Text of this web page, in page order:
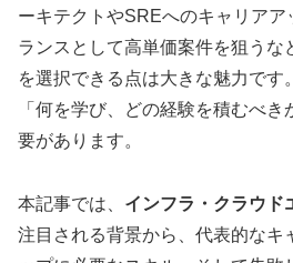
ーキテクトやSREへのキャリアア
ランスとして高単価案件を狙うな
を選択できる点は大きな魅力です
「何を学び、どの経験を積むべ
要があります。
本記事では、 インフラ・クラウド
注目される背景から、代表的なキ